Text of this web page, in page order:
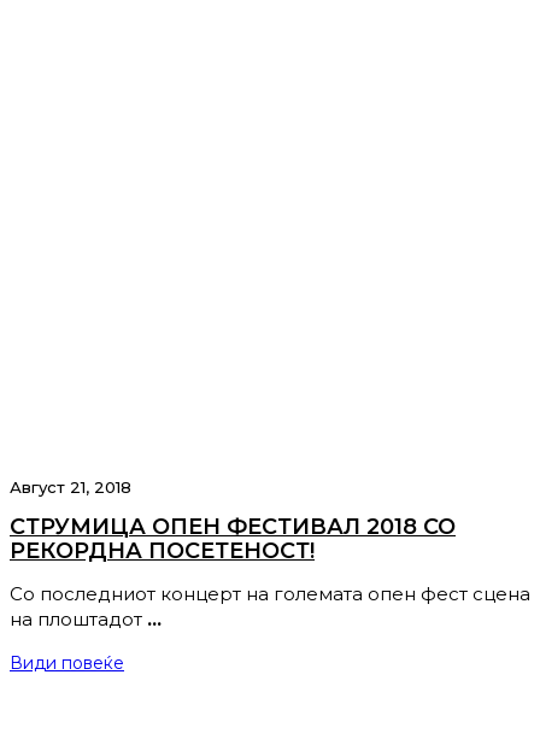
Август 21, 2018
СТРУМИЦА ОПЕН ФЕСТИВАЛ 2018 СО
РЕКОРДНА ПОСЕТЕНОСТ!
Со последниот концерт на големата опен фест сцена
на плоштадот …
Види повеќе